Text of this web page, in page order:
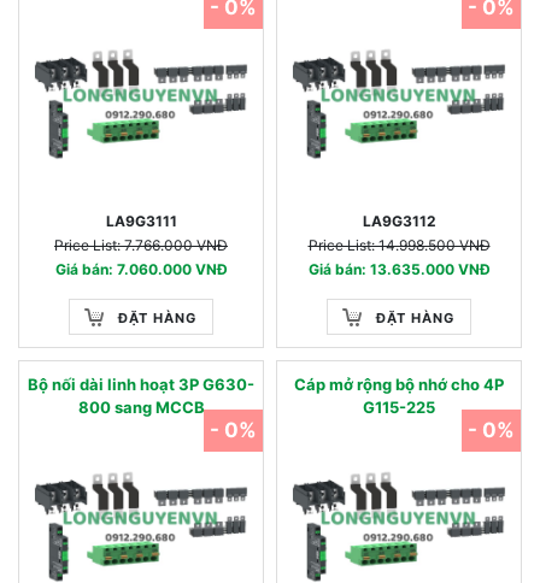
LA9G3111
Price List: 7.766.000 VNĐ
Giá bán: 7.060.000 VNĐ
ĐẶT HÀNG
- 0%
LA9G3112
Price List: 14.998.500 VNĐ
Giá bán: 13.635.000 VNĐ
ĐẶT HÀNG
- 0%
Bộ nối dài linh hoạt 3P G630-
800 sang MCCB
- 0%
Cáp mở rộng bộ nhớ cho 4P
G115-225
- 0%